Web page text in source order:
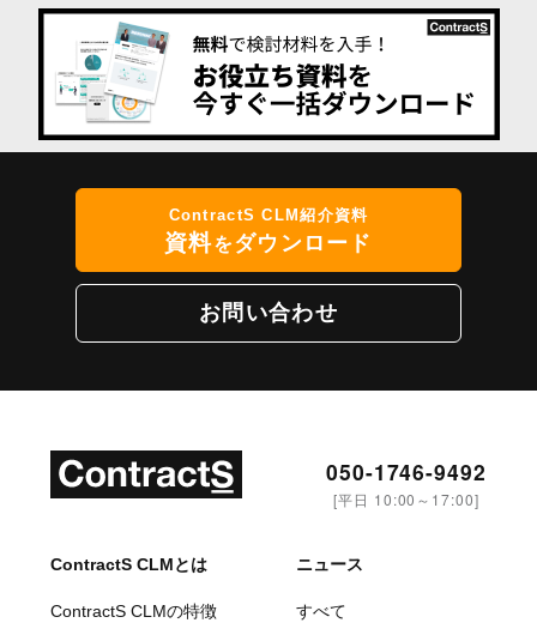
ContractS CLM紹介資料
資料をダウンロード
お問い合わせ
050-1746-9492
[平日 10:00～17:00]
ContractS CLMとは
ContractS CLMの特徴
ニュース
すべて